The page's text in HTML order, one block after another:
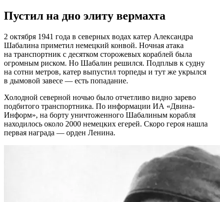
Пустил на дно элиту вермахта
2 октября 1941 года в северных водах катер Александра
Шабалина приметил немецкий конвой. Ночная атака
на транспортник с десятком сторожевых кораблей была
огромным риском. Но Шабалин решился. Подплыв к судну
на сотни метров, катер выпустил торпеды и тут же укрылся
в дымовой завесе — есть попадание.
Холодной северной ночью было отчетливо видно зарево
подбитого транспортника. По информации ИА «Двина-
Информ», на борту уничтоженного Шабалиным корабля
находилось около 2000 немецких егерей. Скоро героя нашла
первая награда — орден Ленина.